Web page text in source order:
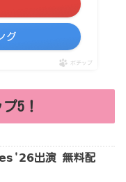
グ
ポチップ
5！
出演 無料配